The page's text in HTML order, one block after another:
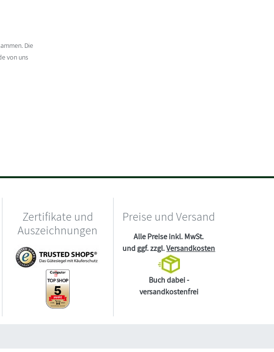
Die
von uns
Zertifikate und
Auszeichnungen
Preise und Versand
Alle Preise inkl. MwSt.
und ggf. zzgl.Versandkosten
Buch dabei -
versandkostenfrei